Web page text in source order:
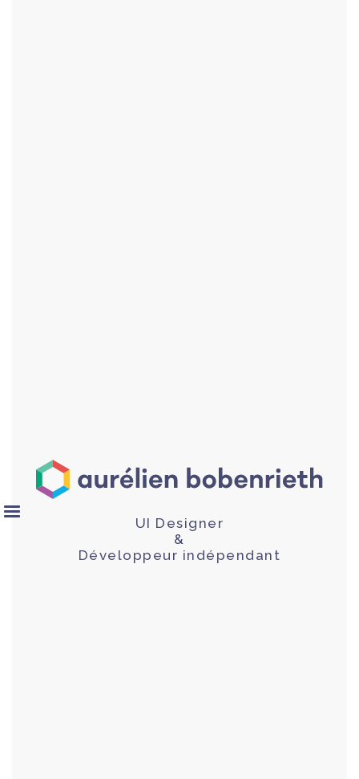
UI Designer
&
Développeur indépendant